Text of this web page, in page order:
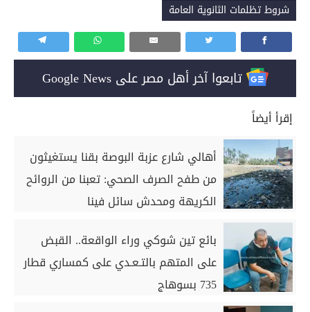
شروط تظلمات الثانوية العامة
تابعوا آخر أهل مصر على Google News
إقرأ أيضاً
أهالي شارع عزبة البوصة بقنا يستغيثون
من طفح الصرف الصحي: تعبنا من الروائح
الكريهة ومحدش سائل فينا
بائع تين شوكي وراء الواقعة.. القبض
على المتهم بالتـعـدي على كمساري قطار
735 بسوهاج